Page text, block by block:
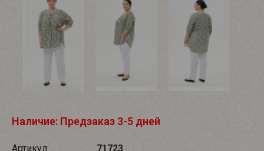
Наличие: Предзаказ 3-5 дней
Артикул: 71723